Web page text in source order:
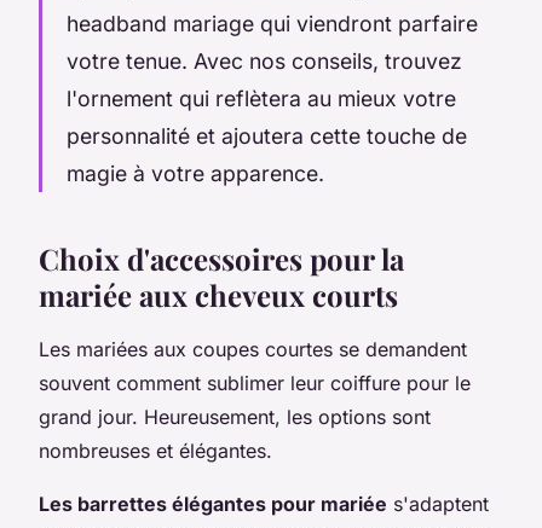
headband mariage qui viendront parfaire
votre tenue. Avec nos conseils, trouvez
l'ornement qui reflètera au mieux votre
personnalité et ajoutera cette touche de
magie à votre apparence.
Choix d'accessoires pour la
mariée aux cheveux courts
Les mariées aux coupes courtes se demandent
souvent comment sublimer leur coiffure pour le
grand jour. Heureusement, les options sont
nombreuses et élégantes.
Les barrettes élégantes pour mariée s'adaptent